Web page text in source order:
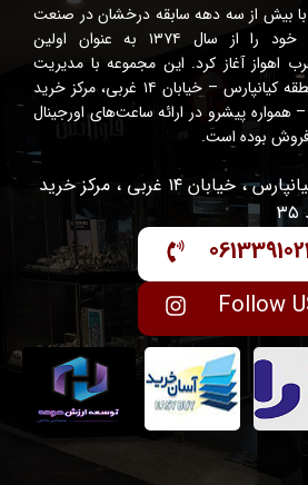
با بیش از سه دهه سابقه درخشان در صنعت
ساعت، فعالیت حرفه‌ای خود را از سال ۱۳۷۴ به عنوان اولین
اهواز آغاز کرد. این مجموعه با مدیریت
متخصص و متعهد، در منطقه کیانپارس – خیابان ۱۴ غربی، مرکز خرید
طبقه اول، واحد ۳۵ – همواره پیشرو در ارائه ساعت‌های اورجینال
بوده است.
📍خوزستان ، اهواز ، کیانپارس ، خیابان ۱۴ غربی ، مرکز خرید
Follow